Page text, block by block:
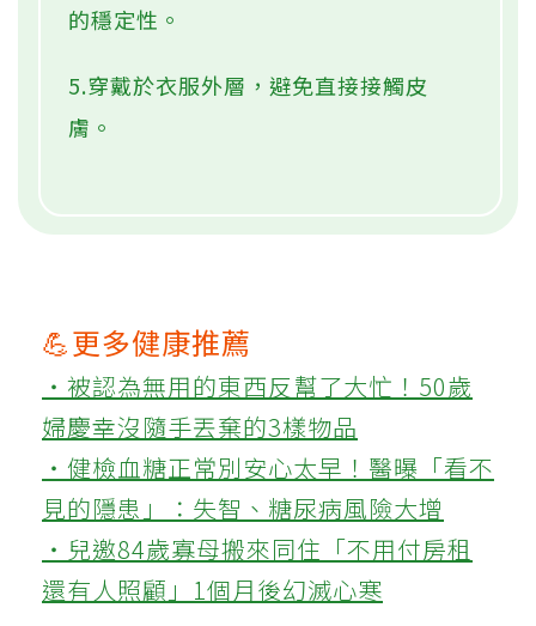
的穩定性。
5.穿戴於衣服外層，避免直接接觸皮
膚。
💪更多健康推薦
‧被認為無用的東西反幫了大忙！50歲
婦慶幸沒隨手丟棄的3樣物品
‧健檢血糖正常別安心太早！醫曝「看不
見的隱患」：失智、糖尿病風險大增
‧兒邀84歲寡母搬來同住「不用付房租
還有人照顧」1個月後幻滅心寒